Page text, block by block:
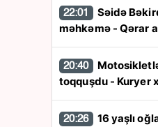
22:01
məhkəmə - Qərar
20:40
toqquşdu - Kuryer
20:26